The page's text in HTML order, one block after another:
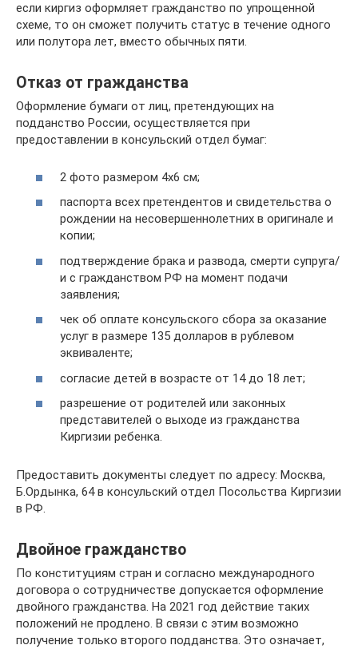
если киргиз оформляет гражданство по упрощенной
схеме, то он сможет получить статус в течение одного
или полутора лет, вместо обычных пяти.
Отказ от гражданства
Оформление бумаги от лиц, претендующих на
подданство России, осуществляется при
предоставлении в консульский отдел бумаг:
2 фото размером 4х6 см;
паспорта всех претендентов и свидетельства о
рождении на несовершеннолетних в оригинале и
копии;
подтверждение брака и развода, смерти супруга/
и с гражданством РФ на момент подачи
заявления;
чек об оплате консульского сбора за оказание
услуг в размере 135 долларов в рублевом
эквиваленте;
согласие детей в возрасте от 14 до 18 лет;
разрешение от родителей или законных
представителей о выходе из гражданства
Киргизии ребенка.
Предоставить документы следует по адресу: Москва,
Б.Ордынка, 64 в консульский отдел Посольства Киргизии
в РФ.
Двойное гражданство
По конституциям стран и согласно международного
договора о сотрудничестве допускается оформление
двойного гражданства. На 2021 год действие таких
положений не продлено. В связи с этим возможно
получение только второго подданства. Это означает,